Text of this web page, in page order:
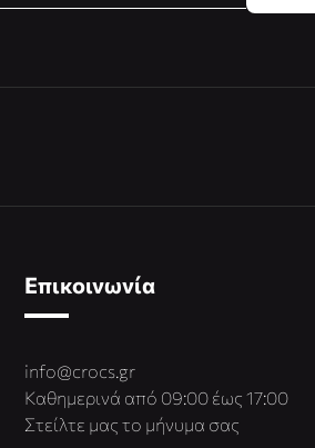
Επικοινωνία
info@crocs.gr
Καθημερινά από 09:00 έως 17:00
Στείλτε μας το μήνυμα σας